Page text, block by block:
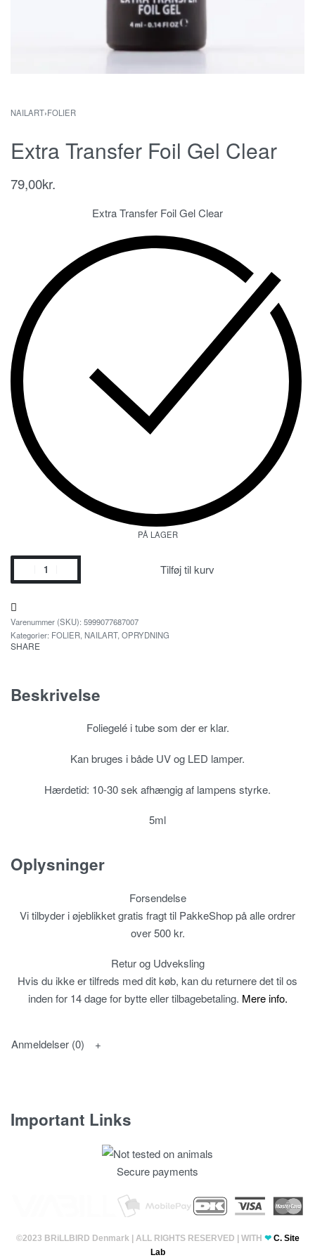
NAILART›FOLIER
Extra Transfer Foil Gel Clear
79,00kr.
Extra Transfer Foil Gel Clear
PÅ LAGER
Tilføj til kurv
5999077687007
Kategorier: FOLIER NAILART, OPRYDNING
SHARE
Beskrivelse
Foliegelé i tube som der er klar.
Kan bruges i både UV og LED lamper.
Hærdetid: 10-30 sek afhængig af lampens styrke.
5ml
Oplysninger
Forsendelse
Vi tilbyder i øjeblikket gratis fragt til PakkeShop på alle ordrer
over 500 kr.
Retur og Udveksling
Hvis du ikke er tilfreds med dit køb, kan du returnere det til os
inden for 14 dage for bytte eller tilbagebetaling. Mere info.
Anmeldelser (0)
Important Links
Secure payments
©2023 BRiLLBIRD Denmark | ALL RIGHTS RESERVED | WITH ❤ C. Site
Lab